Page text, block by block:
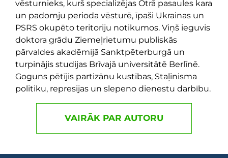
vēsturnieks, kurš specializējas Otrā pasaules kara
un padomju perioda vēsturē, īpaši Ukrainas un
PSRS okupēto teritoriju notikumos. Viņš ieguvis
doktora grādu Ziemeļrietumu publiskās
pārvaldes akadēmijā Sanktpēterburgā un
turpinājis studijas Brīvajā universitātē Berlīnē.
Goguns pētījis partizānu kustības, Staļinisma
politiku, represijas un slepeno dienestu darbību.
VAIRĀK PAR AUTORU